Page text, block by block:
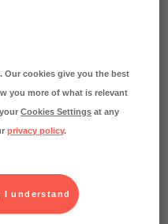
Our cookies give you the best
you more of what is relevant
yourCookies Settings at any
privacy policy.
I understand